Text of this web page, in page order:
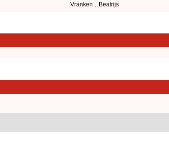
Vranken , Beatrijs